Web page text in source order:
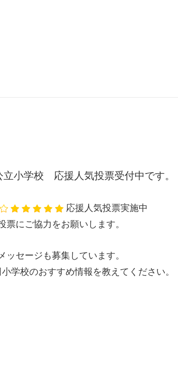
小学校 応援人気投票受付中です。
応援人気投票実施中
票にご協力をお願いします。
ッセージも募集しています。
学校のおすすめ情報を教えてください。